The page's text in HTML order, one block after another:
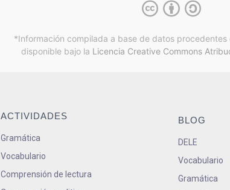
*Información compilada a base de datos procedentes
disponible bajo la Licencia Creative Commons
ACTIVIDADES
Gramática
Vocabulario
Comprensión de lectura
BLOG
DELE
Vocabulario
Gramática